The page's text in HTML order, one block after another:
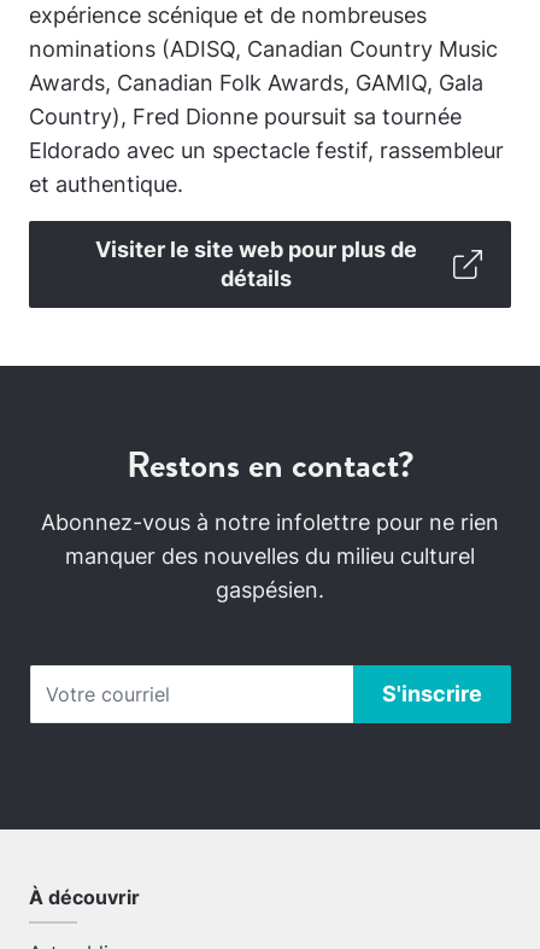
expérience scénique et de nombreuses
nominations (ADISQ, Canadian Country Music
Awards, Canadian Folk Awards, GAMIQ, Gala
Country), Fred Dionne poursuit sa tournée
Eldorado avec un spectacle festif, rassembleur
et authentique.
Visiter le site web pour plus de
détails
Restons en contact?
Abonnez-vous à notre infolettre pour ne rien
manquer des nouvelles du milieu culturel
gaspésien.
À découvrir